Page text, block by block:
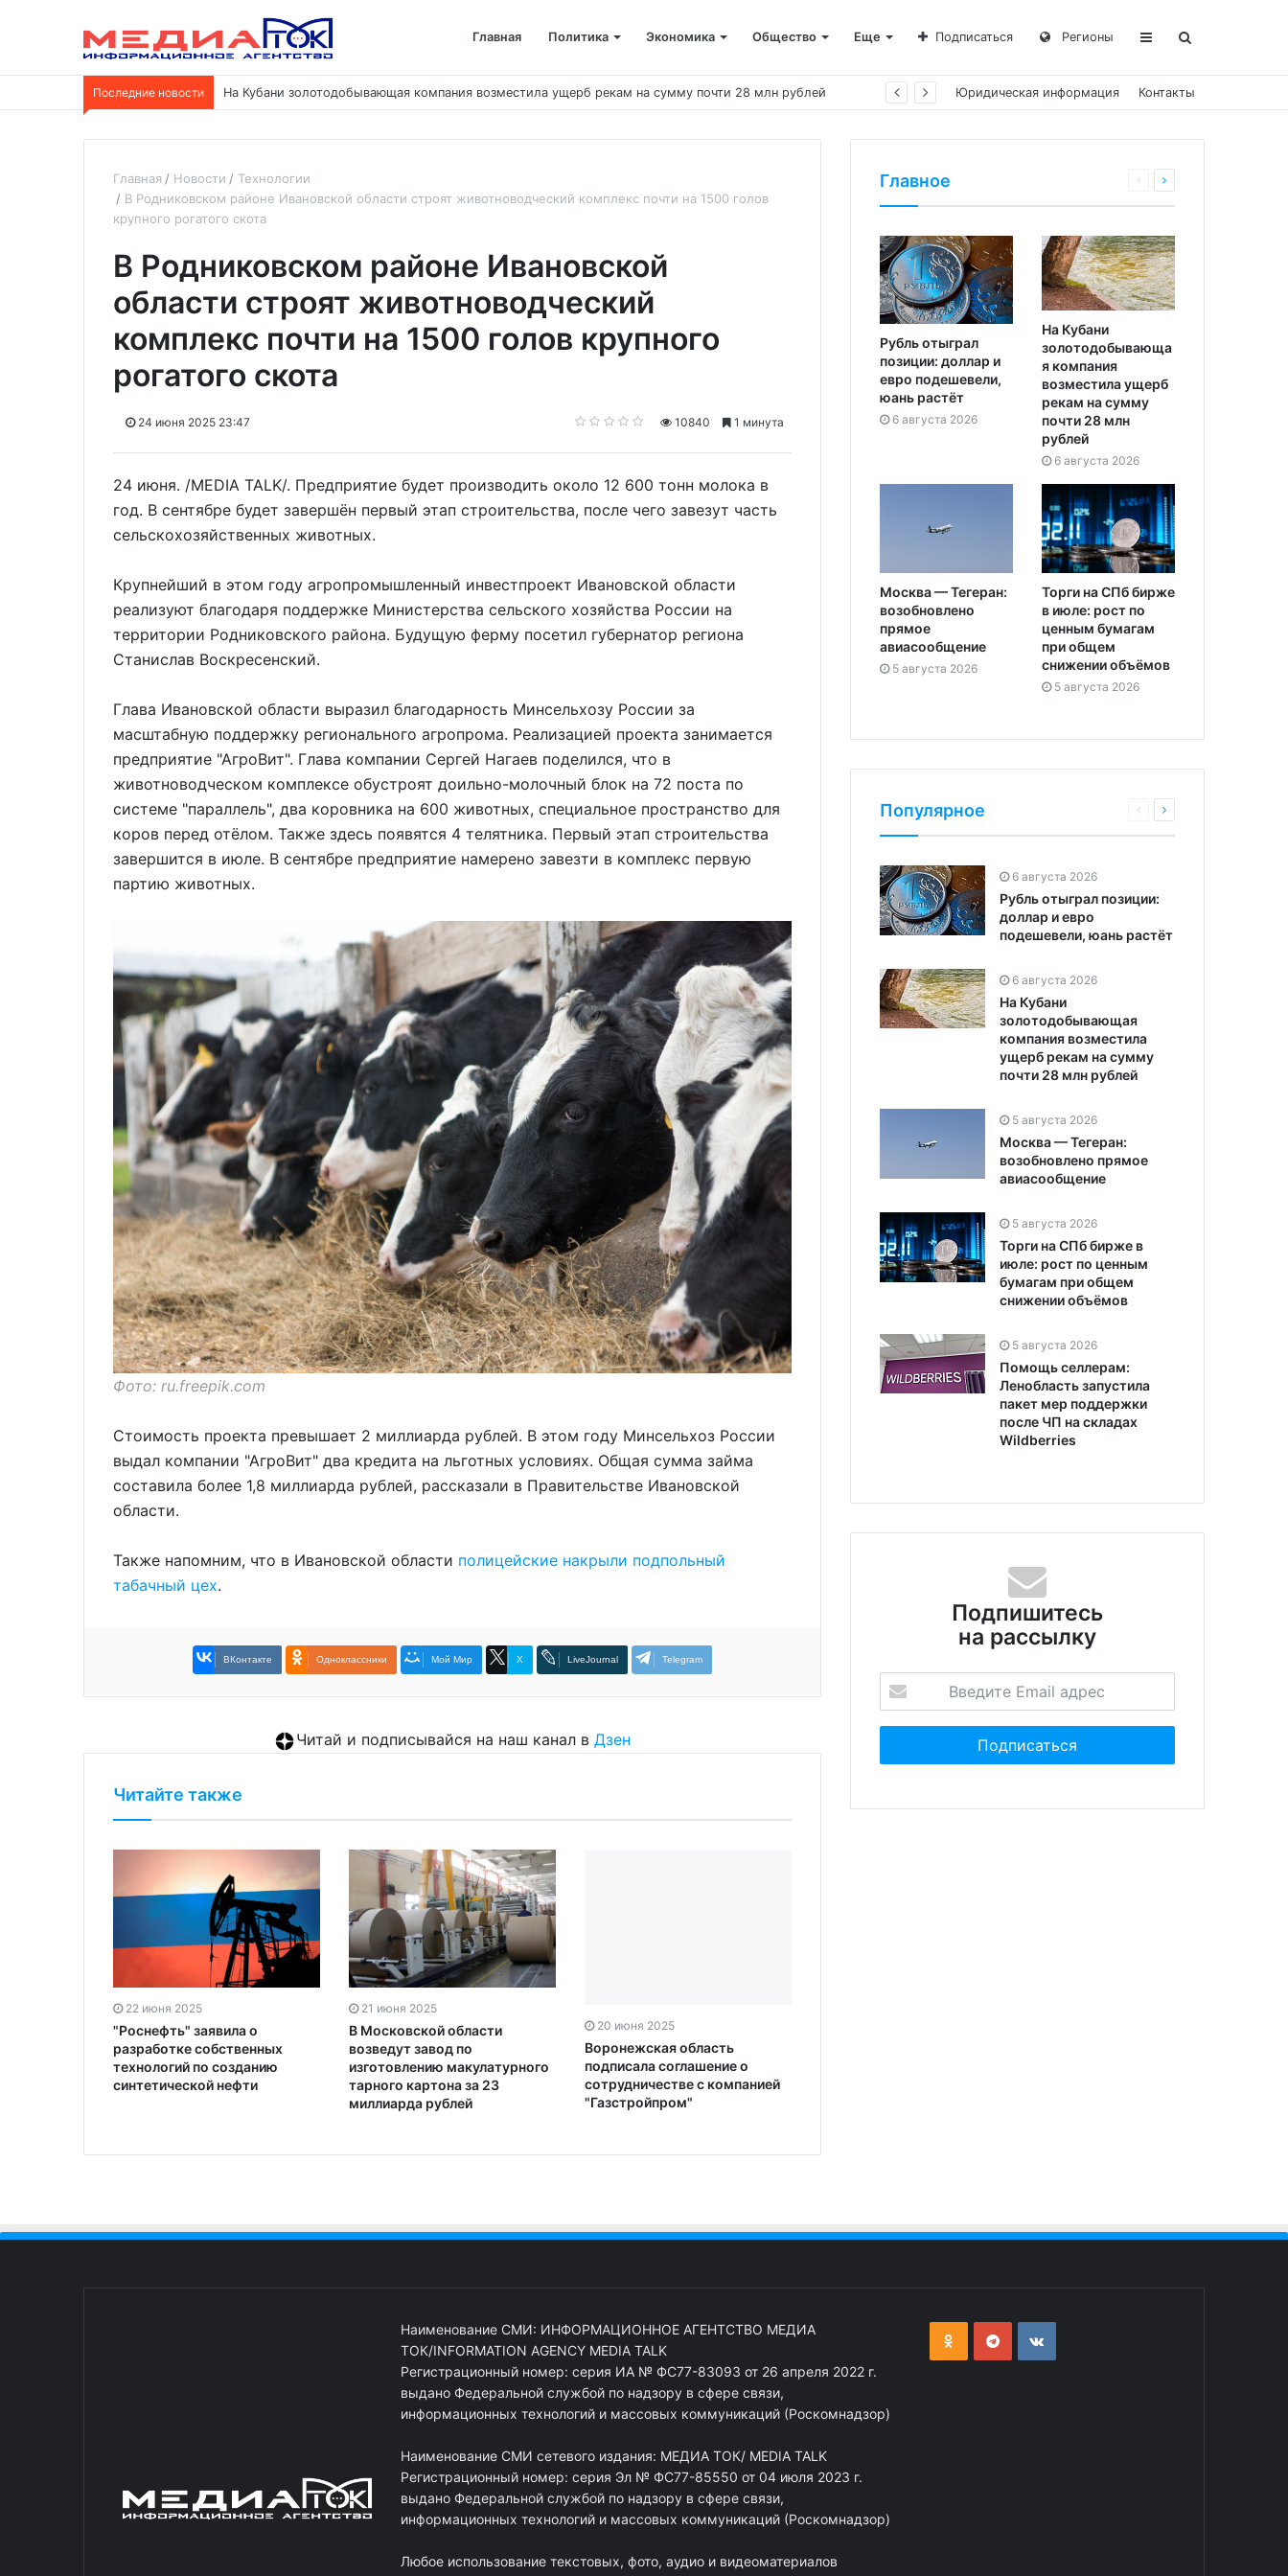
Главная Политика Экономика Общество Еще Подписаться Регионы
Последние новости На Кубани золотодобывающая компания возместила ущерб рекам на сумму почти 28 млн рублей Юридическая информация Контакты
Главная Новости
Технологии
В Родниковском районе Ивановской области строят животноводческий комплекс почти на 1500 голов
крупного рогатого скота
В Родниковском районе Ивановской
области строят животноводческий
комплекс почти на 1500 голов крупного
рогатого скота
24 июня 2025 23:47 10840 1 минута
24 июня. /MEDIA TALK/. Предприятие будет производить около 12 600 тонн молока в
год. В сентябре будет завершён первый этап строительства, после чего завезут часть
сельскохозяйственных животных.
Крупнейший в этом году агропромышленный инвестпроект Ивановской области
реализуют благодаря поддержке Министерства сельского хозяйства России на
территории Родниковского района. Будущую ферму посетил губернатор региона
Станислав Воскресенский.
Глава Ивановской области выразил благодарность Минсельхозу России за
масштабную поддержку регионального агропрома. Реализацией проекта занимается
предприятие "АгроВит". Глава компании Сергей Нагаев поделился, что в
животноводческом комплексе обустроят доильно-молочный блок на 72 поста по
системе "параллель", два коровника на 600 животных, специальное пространство для
коров перед отёлом. Также здесь появятся 4 телятника. Первый этап строительства
завершится в июле. В сентябре предприятие намерено завезти в комплекс первую
партию животных.
Фото: ru.freepik.com
Стоимость проекта превышает 2 миллиарда рублей. В этом году Минсельхоз России
выдал компании "АгроВит" два кредита на льготных условиях. Общая сумма займа
составила более 1,8 миллиарда рублей, рассказали в Правительстве Ивановской
области.
Также напомним, что в Ивановской области полицейские накрыли подпольный
табачный цех.
ВКонтакте Одноклассники Мой Мир X LiveJournal Telegram
Читай и подписывайся на наш канал в Дзен
Читайте также
22 июня 2025
"Роснефть" заявила о
разработке собственных
технологий по созданию
синтетической нефти
21 июня 2025
В Московской области
возведут завод по
изготовлению макулатурного
тарного картона за 23
миллиарда рублей
20 июня 2025
Воронежская область
подписала соглашение о
сотрудничестве с компанией
"Газстройпром"
Главное
Рубль отыграл
позиции: доллар и
евро подешевели,
юань растёт
6 августа 2026
На Кубани
золотодобывающа
я компания
возместила ущерб
рекам на сумму
почти 28 млн
рублей
6 августа 2026
Москва — Тегеран:
возобновлено
прямое
авиасообщение
5 августа 2026
Торги на СПб бирже
в июле: рост по
ценным бумагам
при общем
снижении объёмов
5 августа 2026
Популярное
6 августа 2026
Рубль отыграл позиции:
доллар и евро
подешевели, юань растёт
6 августа 2026
На Кубани
золотодобывающая
компания возместила
ущерб рекам на сумму
почти 28 млн рублей
5 августа 2026
Москва — Тегеран:
возобновлено прямое
авиасообщение
5 августа 2026
Торги на СПб бирже в
июле: рост по ценным
бумагам при общем
снижении объёмов
5 августа 2026
Помощь селлерам:
Ленобласть запустила
пакет мер поддержки
после ЧП на складах
Wildberries
Подпишитесь
на рассылку
Наименование СМИ: ИНФОРМАЦИОННОЕ АГЕНТСТВО МЕДИА
ТОК/INFORMATION AGENCY MEDIA TALK
Регистрационный номер: серия ИА № ФС77-83093 от 26 апреля 2022 г.
выдано Федеральной службой по надзору в сфере связи,
информационных технологий и массовых коммуникаций (Роскомнадзор)
Наименование СМИ сетевого издания: МЕДИА ТОК/ MEDIA TALK
Регистрационный номер: серия Эл № ФС77-85550 от 04 июля 2023 г.
выдано Федеральной службой по надзору в сфере связи,
информационных технологий и массовых коммуникаций (Роскомнадзор)
Любое использование текстовых, фото, аудио и видеоматериалов